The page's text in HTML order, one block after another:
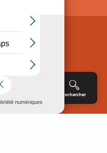
Rechercher
des données
conforme